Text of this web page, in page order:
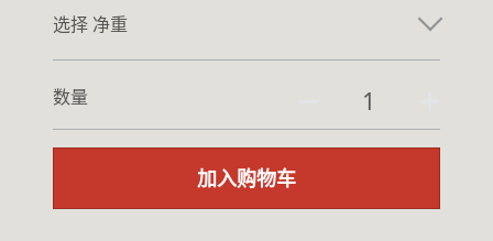
选择 净重
数量
加入购物车